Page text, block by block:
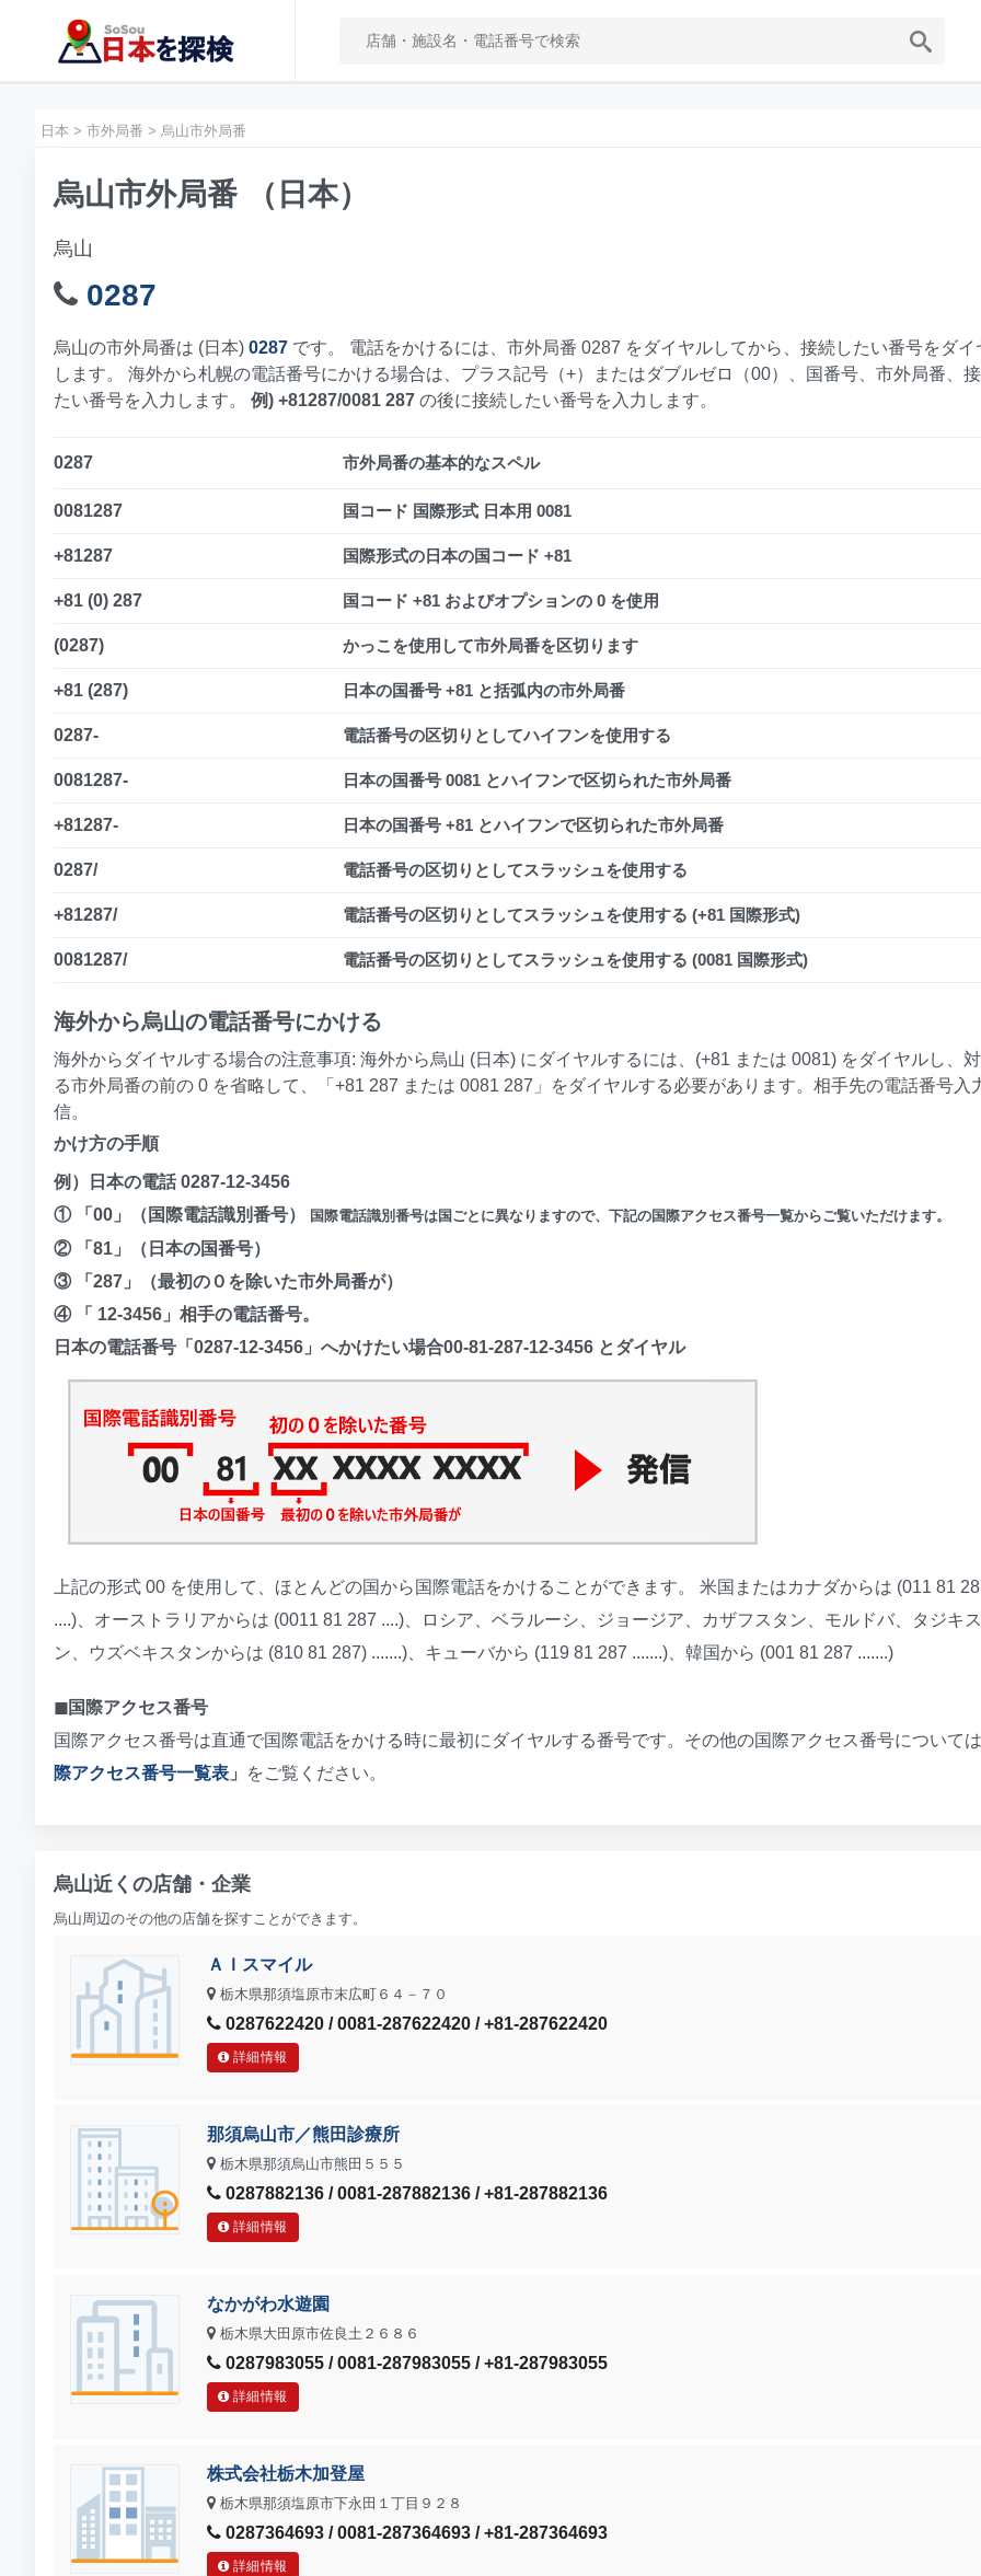
日本 > 市外局番 > 烏山市外局番
烏山市外局番 （日本）
烏山
0287
烏山の市外局番は (日本) 0287 です。 電話をかけるには、市外局番 0287 をダイヤルしてから、接続したい番号をダイ
します。 海外から札幌の電話番号にかける場合は、プラス記号（+）またはダブルゼロ（00）、国番号、市外局番、
たい番号を入力します。 例) +81287/0081 287 の後に接続したい番号を入力します。
0287 市外局番の基本的なスペル
0081287 国コード 国際形式 日本用 0081
+81287 国際形式の日本の国コード +81
+81 (0) 287 国コード +81 およびオプションの 0 を使用
(0287) かっこを使用して市外局番を区切ります
+81 (287) 日本の国番号 +81 と括弧内の市外局番
0287- 電話番号の区切りとしてハイフンを使用する
0081287- 日本の国番号 0081 とハイフンで区切られた市外局番
+81287- 日本の国番号 +81 とハイフンで区切られた市外局番
0287/ 電話番号の区切りとしてスラッシュを使用する
+81287/ 電話番号の区切りとしてスラッシュを使用する (+81 国際形式)
0081287/ 電話番号の区切りとしてスラッシュを使用する (0081 国際形式)
海外から烏山の電話番号にかける
海外からダイヤルする場合の注意事項: 海外から烏山 (日本) にダイヤルするには、(+81 または 0081) をダイヤルし、
る市外局番の前の 0 を省略して、「+81 287 または 0081 287」をダイヤルする必要があります。相手先の電話番号入
信。
かけ方の手順
例）日本の電話 0287-12-3456
① 「00」（国際電話識別番号）
国際電話識別番号は国ごとに異なりますので、下記の国際アクセス番号一覧からご覧いただけます。
② 「81」（日本の国番号）
③ 「287」（最初の０を除いた市外局番が）
④ 「 12-3456」相手の電話番号。
日本の電話番号「0287-12-3456」へかけたい場合00-81-287-12-3456 とダイヤル
上記の形式 00 を使用して、ほとんどの国から国際電話をかけることができます。 米国またはカナダからは (011 81
....)、オーストラリアからは (0011 81 287 ....)、ロシア、ベラルーシ、ジョージア、カザフスタン、モルドバ、タジキ
ン、ウズベキスタンからは (810 81 287) .......)、キューバから (119 81 287 .......)、韓国から (001 81 287 .......)
◼︎国際アクセス番号
国際アクセス番号は直通で国際電話をかける時に最初にダイヤルする番号です。その他の国際アクセス番号については
際アクセス番号一覧表 」 をご覧ください。
烏山近くの店舗・企業
烏山周辺のその他の店舗を探すことができます。
ＡＩスマイル
栃木県那須塩原市末広町６４－７０
0287622420 / 0081-287622420 / +81-287622420
詳細情報
那須烏山市／熊田診療所
栃木県那須烏山市熊田５５５
0287882136 / 0081-287882136 / +81-287882136
詳細情報
なかがわ水遊園
栃木県大田原市佐良土２６８６
0287983055 / 0081-287983055 / +81-287983055
詳細情報
株式会社栃木加登屋
栃木県那須塩原市下永田１丁目９２８
0287364693 / 0081-287364693 / +81-287364693
詳細情報